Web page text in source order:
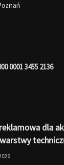
0001 3455 2136
dla